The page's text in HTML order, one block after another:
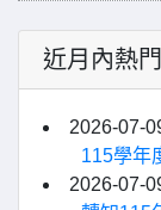
近月內熱
2026-07-
115學年
2026-07-